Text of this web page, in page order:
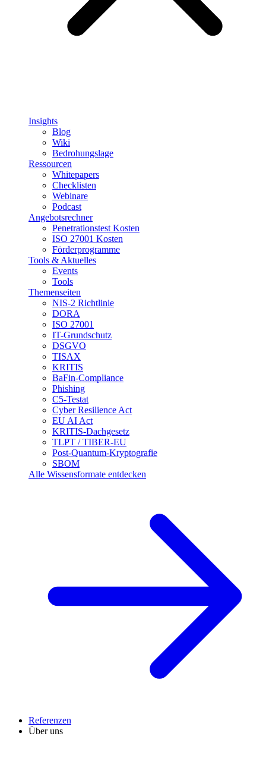
Insights
Blog
Wiki
Bedrohungslage
Ressourcen
Whitepapers
Checklisten
Webinare
Podcast
Angebotsrechner
Penetrationstest Kosten
ISO 27001 Kosten
Förderprogramme
Tools & Aktuelles
Events
Tools
Themenseiten
NIS-2 Richtlinie
DORA
ISO 27001
IT-Grundschutz
DSGVO
TISAX
KRITIS
BaFin-Compliance
Phishing
C5-Testat
Cyber Resilience Act
EU AI Act
KRITIS-Dachgesetz
TLPT / TIBER-EU
Post-Quantum-Kryptografie
SBOM
Alle Wissensformate entdecken
Referenzen
Über uns